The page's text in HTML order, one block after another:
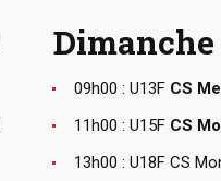
Dimanche
09h00 : U13F CS
11h00 : U15F CS
13h00 : U18F CS